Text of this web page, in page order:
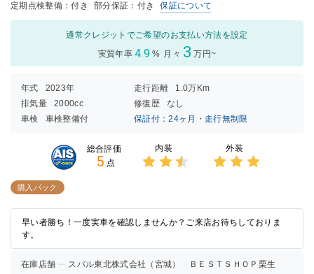
定期点検整備：付き 部分保証：付き 保証について
通常クレジットでご希望のお支払い方法を設定
実質年率 4.9 % 月々 3 万円~
年式 2023年 走行距離
1.0万Km
排気量
2000cc 修復歴
なし
車検
車検整備付 保証付：24ヶ月・走行無制限
総合評価
5 点
内装 外装
購入パック
早い者勝ち！一度実車を確認しませんか？ご来店お待ちしておりま
す。
在庫店舗 スバル東北株式会社（宮城） ＢＥＳＴＳＨＯＰ栗生